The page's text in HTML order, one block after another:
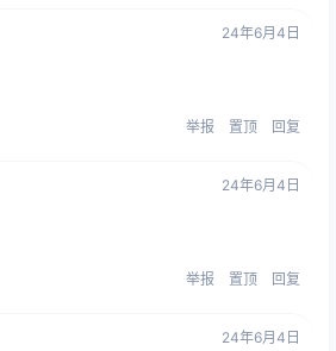
24年6月4日
举报 置顶 回复
24年6月4日
举报 置顶 回复
24年6月4日